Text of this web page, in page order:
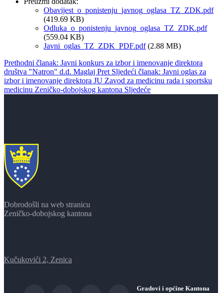
Obavijest_o_ponistenju_javnog_oglasa_TZ_ZDK.pdf
(419.69 KB)
Odluka_o_ponistenju_javnog_oglasa_TZ_ZDK.pdf
(559.04 KB)
Javni_oglas_TZ_ZDK_PDF.pdf(2.88 MB)
Prethodni članak: Javni konkurs za izbor i imenovanje direktora
društva "Natron" d.d. Maglaj Pret Sljedeći članak: Javni oglas za
izbor i imenovanje direktora JU Zavod za medicinu rada i sportsku
medicinu Zeničko-dobojskog kantona Sljedeće
Dobrodošli na web stranicu
Zeničko-dobojskog kantona
Kučukovići 2, Zenica
Gradovi i općine Kantona